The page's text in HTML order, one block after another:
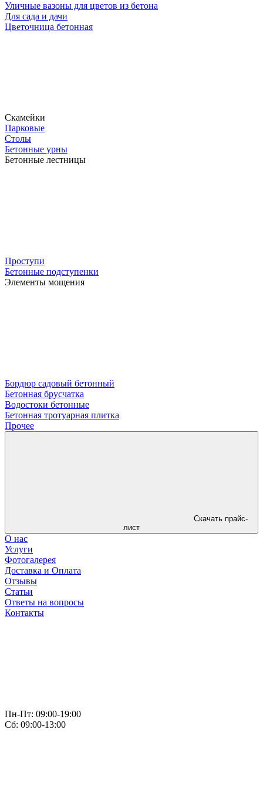
Уличные вазоны для цветов из бетона
Для сада и дачи
Цветочница бетонная
Скамейки
Парковые
Столы
Бетонные урны
Бетонные лестницы
Проступи
Бетонные подступенки
Элементы мощения
Бордюр садовый бетонный
Бетонная брусчатка
Водостоки бетонные
Бетонная тротуарная плитка
Прочее
Скачать прайс-
лист
О нас
Услуги
Фотогалерея
Доставка и Оплата
Отзывы
Статьи
Ответы на вопросы
Контакты
Пн-Пт: 09:00-19:00
Сб: 09:00-13:00